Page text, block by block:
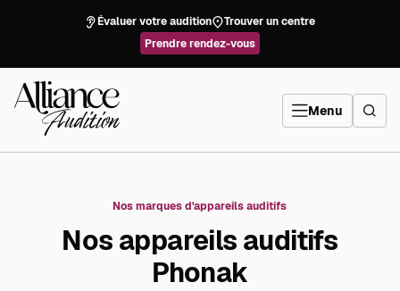
Évaluer votre audition
Trouver un centre
Prendre rendez-vous
Menu
Nos marques d'appareils auditifs
Nos appareils auditifs
Phonak